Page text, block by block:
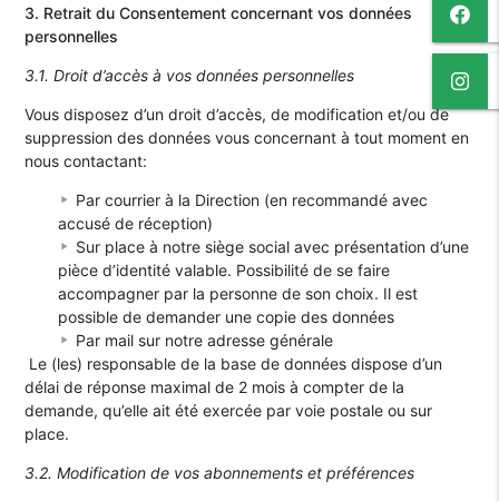
3. Retrait du Consentement concernant vos données
personnelles
3.1. Droit d’accès à vos données personnelles
Vous disposez d’un droit d’accès, de modification et/ou de
suppression des données vous concernant à tout moment en
nous contactant:
Par courrier à la Direction (en recommandé avec
accusé de réception)
Sur place à notre siège social avec présentation d’une
pièce d’identité valable. Possibilité de se faire
accompagner par la personne de son choix. Il est
possible de demander une copie des données
Par mail sur notre adresse générale
Le (les) responsable de la base de données dispose d’un
délai de réponse maximal de 2 mois à compter de la
demande, qu’elle ait été exercée par voie postale ou sur
place.
3.2. Modification de vos abonnements et préférences